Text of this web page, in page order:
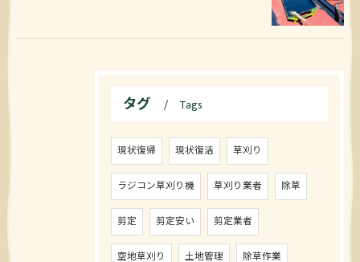
タグ Tags
現状復帰 現状復活 草刈り
ラジコン草刈り機 草刈り業者 除草
剪定 剪定安い 剪定業者
空地草刈り 土地管理 除草作業